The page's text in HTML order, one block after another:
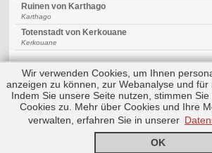
Ruinen von Karthago
Karthago
Totenstadt von Kerkouane
Kerkouane
Copyright © 2026 by Triplemind GmbH
Impressum|Datenschutz
Wir verwenden Cookies, um Ihnen
anzeigen zu können, zur Webanalyse und für
Indem Sie unsere Seite nutzen, stimmen
Cookies zu. Mehr über Cookies und Ihre
verwalten, erfahren Sie in unserer
OK